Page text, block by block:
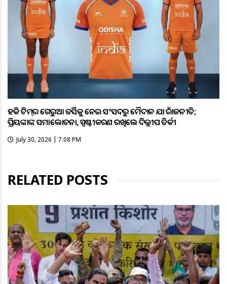
ହକି ଟିମ୍‌ର ଗେରୁଆ ଜର୍ସିକୁ ନେଇ ସଂସଦରୁ ମୈଦାନ ଯାଏଁ ରାଜନୀତି;
ପ୍ରିୟଙ୍କାଙ୍କ ସମାଲୋଚନା, ସ୍ପଷ୍ଟୀକରଣ ରଖିଲେ ଦିଲ୍ଲୀପ ତିର୍କୀ
July 30, 2026 | 7:08 PM
RELATED POSTS